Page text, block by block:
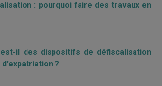
: pourquoi faire des travaux en
est-il des dispositifs de défiscalisation
d’expatriation ?